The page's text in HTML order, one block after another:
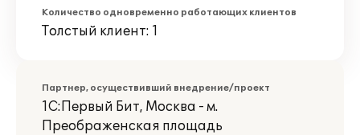
Количество одновременно работающих клиентов
Толстый клиент: 1
Партнер, осуществивший внедрение/проект
1С:Первый Бит, Москва - м.
Преображенская площадь